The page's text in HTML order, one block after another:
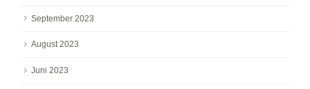
September 2023
August 2023
Juni 2023